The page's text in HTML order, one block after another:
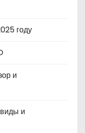
году
и
и